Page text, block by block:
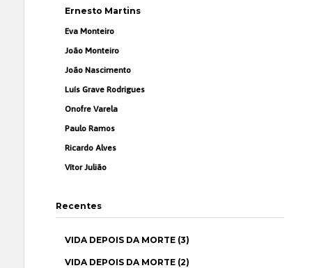
Ernesto Martins
Eva Monteiro
João Monteiro
João Nascimento
Luís Grave Rodrigues
Onofre Varela
Paulo Ramos
Ricardo Alves
Vítor Julião
Recentes
VIDA DEPOIS DA MORTE (3)
VIDA DEPOIS DA MORTE (2)